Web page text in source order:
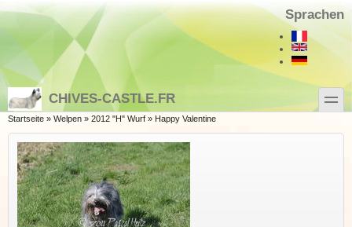
Direkt zum Inhalt
Skip to search
Sprachen
CHIVES-CASTLE.FR
toggle
Sie sind hier
Startseite » Welpen » 2012 "H" Wurf » Happy Valentine